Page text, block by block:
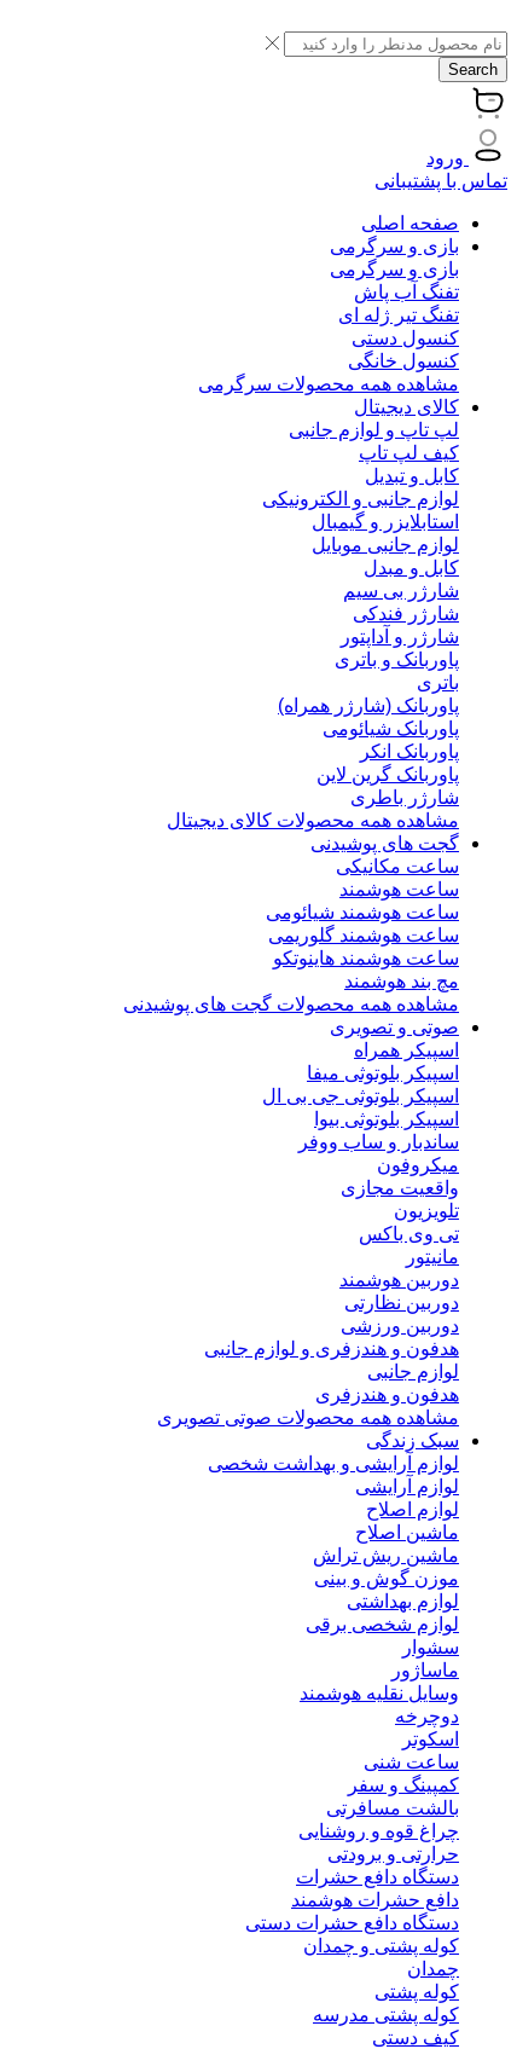
Search
ورود
تماس با پشتیبانی
صفحه اصلی
بازی و سرگرمی
بازی و سرگرمی
تفنگ آب پاش
تفنگ تیر ژله ای
کنسول دستی
کنسول خانگی
مشاهده همه محصولات سرگرمی
کالای دیجیتال
لپ تاپ و لوازم جانبی
کیف لپ تاپ
کابل و تبدیل
لوازم جانبی و الکترونیکی
استابلایزر و گیمبال
لوازم جانبی موبایل
کابل و مبدل
شارژر بی سیم
شارژر فندکی
شارژر و آداپتور
پاوربانک و باتری
باتری
پاوربانک (شارژر همراه)
پاوربانک شیائومی
پاوربانک انکر
پاوربانک گرین لاین
شارژر باطری
مشاهده همه محصولات کالای دیجیتال
گجت های پوشیدنی
ساعت مکانیکی
ساعت هوشمند
ساعت هوشمند شیائومی
ساعت هوشمند گلوریمی
ساعت هوشمند هاینوتکو
مچ بند هوشمند
مشاهده همه محصولات گجت های پوشیدنی
صوتی و تصویری
اسپیکر همراه
اسپیکر بلوتوثی میفا
اسپیکر بلوتوثی جی بی ال
اسپیکر بلوتوثی بیوا
ساندبار و ساب ووفر
میکروفون
واقعیت مجازی
تلویزیون
تی وی باکس
مانیتور
دوربین هوشمند
دوربین نظارتی
دوربین ورزشی
هدفون و هندزفری و لوازم جانبی
لوازم جانبی
هدفون و هندزفری
مشاهده همه محصولات صوتی تصویری
سبک زندگی
لوازم آرایشی و بهداشت شخصی
لوازم آرایشی
لوازم اصلاح
ماشین اصلاح
ماشین ریش تراش
موزن گوش و بینی
لوازم بهداشتی
لوازم شخصی برقی
سشوار
ماساژور
وسایل نقلیه هوشمند
دوچرخه
اسکوتر
ساعت شنی
کمپینگ و سفر
بالشت مسافرتی
چراغ قوه و روشنایی
حرارتی و برودتی
دستگاه دافع حشرات
دافع حشرات هوشمند
دستگاه دافع حشرات دستی
کوله پشتی و چمدان
چمدان
کوله پشتی
کوله پشتی مدرسه
کیف دستی